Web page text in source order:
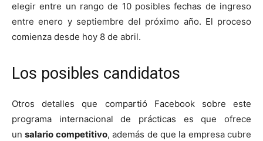
elegir entre un rango de 10 posibles fechas de ingreso
entre enero y septiembre del próximo año. El proceso
comienza desde hoy 8 de abril.
Los posibles candidatos
Otros detalles que compartió Facebook sobre este
programa internacional de prácticas es que ofrece
unsalario competitivo, además de que la empresa cubre